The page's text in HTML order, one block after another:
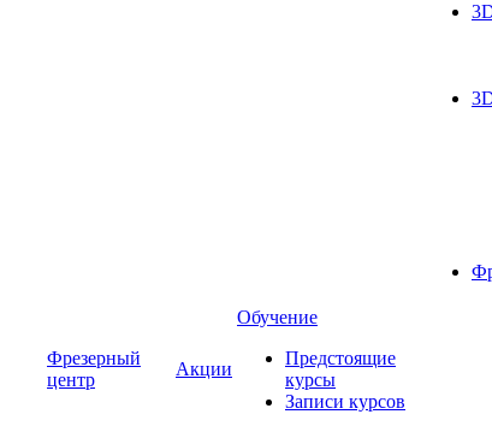
Фрезерный
центр
Акции
Обучение
Предстоящие
курсы
Записи курсов